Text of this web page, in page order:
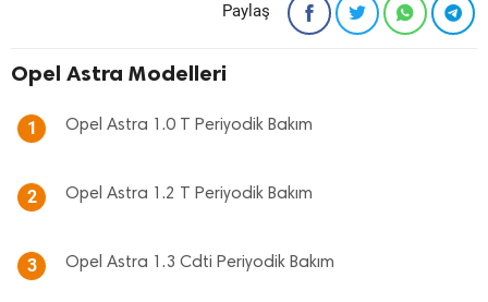
Paylaş
Opel Astra Modelleri
1 Opel Astra 1.0 T Periyodik Bakım
2 Opel Astra 1.2 T Periyodik Bakım
3 Opel Astra 1.3 Cdti Periyodik Bakım